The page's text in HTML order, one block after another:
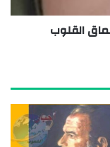
القلوب